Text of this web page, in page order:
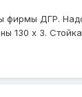
ДГР.
130 х 3.